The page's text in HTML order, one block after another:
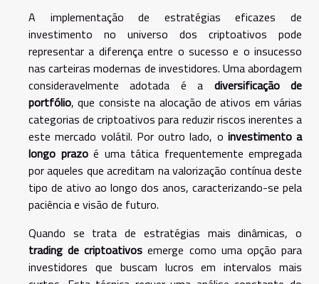
A implementação de estratégias eficazes de
investimento no universo dos criptoativos pode
representar a diferença entre o sucesso e o insucesso
nas carteiras modernas de investidores. Uma abordagem
consideravelmente adotada é a diversificação de
portfólio, que consiste na alocação de ativos em várias
categorias de criptoativos para reduzir riscos inerentes a
este mercado volátil. Por outro lado, o investimento a
longo prazoé uma tática frequentemente empregada
por aqueles que acreditam na valorização contínua deste
tipo de ativo ao longo dos anos, caracterizando-se pela
paciência e visão de futuro.
Quando se trata de estratégias mais dinâmicas, o
trading de criptoativos emerge como uma opção para
investidores que buscam lucros em intervalos mais